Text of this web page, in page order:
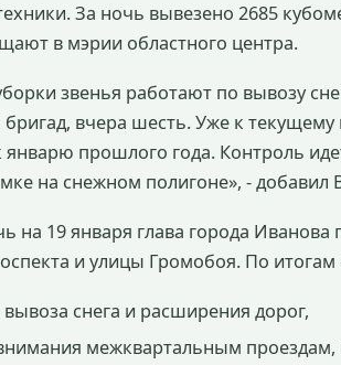
За ночь вывезено 2685
в мэрии областного центра.
звенья работают по вывозу
вчера шесть. Уже к
январю прошлого года. Контроль
на снежном полигоне», -
на 19 января глава города
и улицы Громобоя. По
снега и расширения дорог,
межквартальным